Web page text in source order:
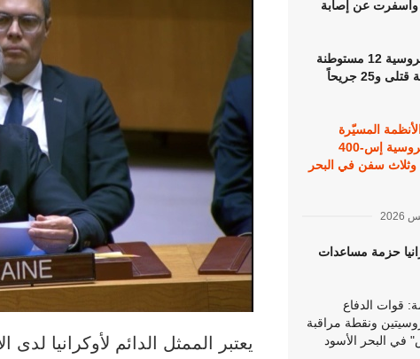
وأسفرت عن إصابة
قصفت القوات الروسية 12 مستوطنة
في منطقة خاركيف: ثلاثة قتلى و25 جريحاً
المسيّرة
منظومة الدفاع الجوي الروسية إس-400
سفن في البحر
حزمة مساعدات
قوات الدفاع
ونقطة مراقبة
البحر الأسود
يعتبر الممثل الدائم لأوكرانيا لدى